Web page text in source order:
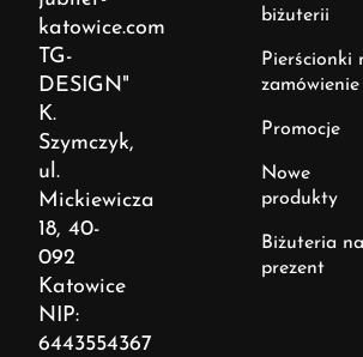
katowice.com
TG-
DESIGN"
K.
Szymczyk,
ul.
Mickiewicza
18, 40-
092
Katowice
NIP:
6443554367
biżuterii
Pierścionki
zamówienie
Promocje
Nowe
produkty
Biżuteria na
prezent